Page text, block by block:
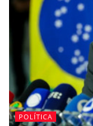
POLÍTICA